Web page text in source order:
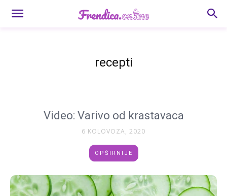
recepti
Video: Varivo od krastavaca
6 KOLOVOZA, 2020
OPŠIRNIJE